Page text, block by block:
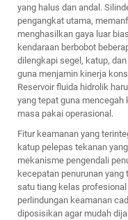
yang halus dan andal.
pengangkat utama,
menghasilkan gaya luar
kendaraan berbobot
dilengkapi segel, katup,
guna menjamin kinerja
Reservoir fluida hidrolik
yang tepat guna
masa pakai operasional.
Fitur keamanan yang
katup pelepas tekanan
mekanisme pengendali
kecepatan penurunan
satu tiang kelas
perlindungan keamanan
diposisikan agar mudah